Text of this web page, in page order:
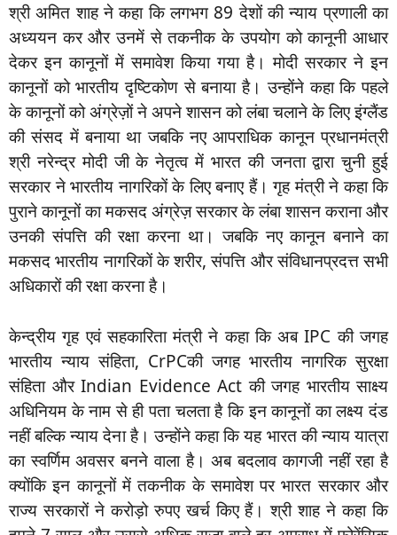
श्री अमित शाह ने कहा कि लगभग 89 देशों की न्याय प्रणाली का
अध्ययन कर और उनमें से तकनीक के उपयोग को कानूनी आधार
देकर इन कानूनों में समावेश किया गया है। मोदी सरकार ने इन
कानूनों को भारतीय दृष्टिकोण से बनाया है। उन्होंने कहा कि पहले
के कानूनों को अंग्रेज़ों ने अपने शासन को लंबा चलाने के लिए इंग्लैंड
की संसद में बनाया था जबकि नए आपराधिक कानून प्रधानमंत्री
श्री नरेन्द्र मोदी जी के नेतृत्व में भारत की जनता द्वारा चुनी हुई
सरकार ने भारतीय नागरिकों के लिए बनाए हैं। गृह मंत्री ने कहा कि
पुराने कानूनों का मकसद अंग्रेज़ सरकार के लंबा शासन कराना और
उनकी संपत्ति की रक्षा करना था। जबकि नए कानून बनाने का
मकसद भारतीय नागरिकों के शरीर, संपत्ति और संविधानप्रदत्त सभी
अधिकारों की रक्षा करना है।
केन्द्रीय गृह एवं सहकारिता मंत्री ने कहा कि अब IPC की जगह
भारतीय न्याय संहिता, CrPCकी जगह भारतीय नागरिक सुरक्षा
संहिता और Indian Evidence Act की जगह भारतीय साक्ष्य
अधिनियम के नाम से ही पता चलता है कि इन कानूनों का लक्ष्य दंड
नहीं बल्कि न्याय देना है। उन्होंने कहा कि यह भारत की न्याय यात्रा
का स्वर्णिम अवसर बनने वाला है। अब बदलाव कागजी नहीं रहा है
क्योंकि इन कानूनों में तकनीक के समावेश पर भारत सरकार और
राज्य सरकारों ने करोड़ो रुपए खर्च किए हैं। श्री शाह ने कहा कि